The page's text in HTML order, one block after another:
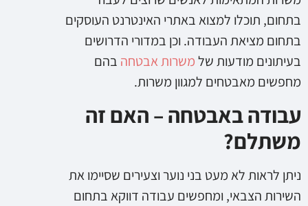
בתחום, תוכלו למצוא באתרי האינטרנט העוסקים
בתחום מציאת העבודה. וכן במדורי הדרושים
בעיתונים מודעות שלמשרות אבטחה בהם
מחפשים מאבטחים למגוון משרות.
עבודה באבטחה – האם זה
משתלם?
ניתן לראות לא מעט בני נוער וצעירים שסיימו את
השירות הצבאי, ומחפשים עבודה דווקא בתחום